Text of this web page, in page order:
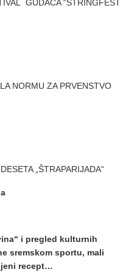
GUDAČA “STRINGFEST
NORMU ZA PRVENSTVO
„ŠTRAPARIJADA“
i pregled kulturnih
sremskom sportu, mali
recept…